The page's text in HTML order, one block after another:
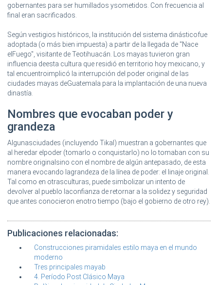
gobernantes para ser humillados ysometidos. Con frecuencia al
final eran sacrificados.
Según vestigios históricos, la institución del sistema dinásticofue
adoptada (o más bien impuesta) a partir de la llegada de "Nace
elFuego", visitante de Teotihuacán. Los mayas tuvieron gran
influencia deesta cultura que residió en territorio hoy mexicano, y
tal encuentroimplicó la interrupción del poder original de las
ciudades mayas deGuatemala para la implantación de una nueva
dinastía.
Nombres que evocaban poder y
grandeza
Algunasciudades (incluyendo Tikal) muestran a gobernantes que
al heredar elpoder (tomarlo o conquistarlo) no lo tomaban con su
nombre originalsino con el nombre de algún antepasado, de esta
manera evocando lagrandeza de la línea de poder: el linaje original.
Tal como en otrasculturas, puede simbolizar un intento de
devolver al pueblo laconfianza de retornar a la solidez y seguridad
que antes conocieron enotro tiempo (bajo el gobierno de otro rey).
Publicaciones relacionadas:
Construcciones piramidales estilo maya en el mundo
moderno
Tres principales mayab
4. Período Post Clásico Maya